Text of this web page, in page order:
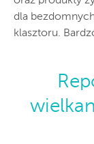
dla
klasztoru.